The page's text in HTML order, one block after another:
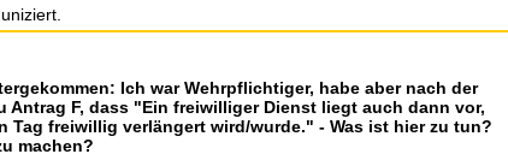
Ich war Wehrpflichtiger, habe aber nach der
F, dass "Ein freiwilliger Dienst liegt auch dann vor,
freiwillig verlängert wird/wurde." - Was ist hier zu tun?
machen?